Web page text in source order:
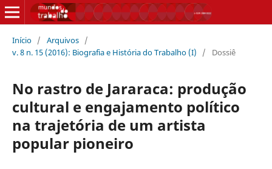
Início / Arquivos /
v. 8 n. 15 (2016): Biografia e História do Trabalho (I)
/ Dossiê
No rastro de Jararaca: produção
cultural e engajamento político
na trajetória de um artista
popular pioneiro